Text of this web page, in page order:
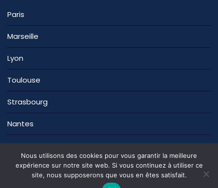
Paris
Marseille
Lyon
Toulouse
Strasbourg
Nantes
La rédaction Nous contacter
Mentions légales
Nous utilisons des cookies pour vous garantir la meilleure
expérience sur notre site web. Si vous continuez à utiliser ce
site, nous supposerons que vous en êtes satisfait.